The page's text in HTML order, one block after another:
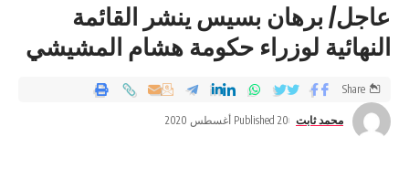
عاجل/ برهان بسيس ينشر القائمة
النهائية لوزراء حكومة هشام المشيشي
محمد ثابت Published 20 أغسطس 2020
Share